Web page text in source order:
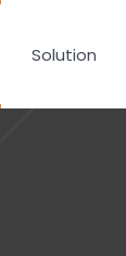
Solution